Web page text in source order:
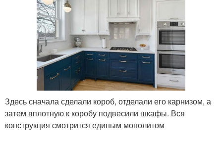
Здесь сначала сделали короб, отделали его карнизом, а
затем вплотную к коробу подвесили шкафы. Вся
конструкция смотрится единым монолитом